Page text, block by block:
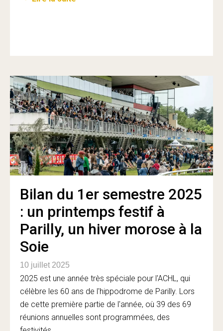
Bilan du 1er semestre 2025
: un printemps festif à
Parilly, un hiver morose à la
Soie
10 juillet 2025
2025 est une année très spéciale pour l'ACHL, qui
célèbre les 60 ans de l'hippodrome de Parilly. Lors
de cette première partie de l'année, où 39 des 69
réunions annuelles sont programmées, des